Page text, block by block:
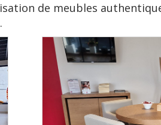
de meubles